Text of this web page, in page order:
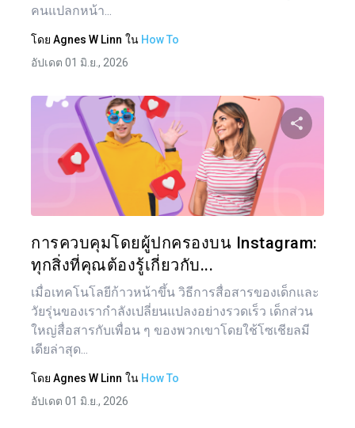
คนแปลกหน้า...
โดย Agnes W Linn ใน How To
อัปเดต 01 มิ.ย., 2026
การควบคุมโดยผู้ปกครองบน Instagram:
ทุกสิ่งที่คุณต้องรู้เกี่ยวกับ...
เมื่อเทคโนโลยีก้าวหน้าขึ้น วิธีการสื่อสารของเด็กและ
วัยรุ่นของเรากำลังเปลี่ยนแปลงอย่างรวดเร็ว เด็กส่วน
ใหญ่สื่อสารกับเพื่อน ๆ ของพวกเขาโดยใช้โซเชียลมี
เดียล่าสุด...
โดย Agnes W Linn ใน How To
อัปเดต 01 มิ.ย., 2026